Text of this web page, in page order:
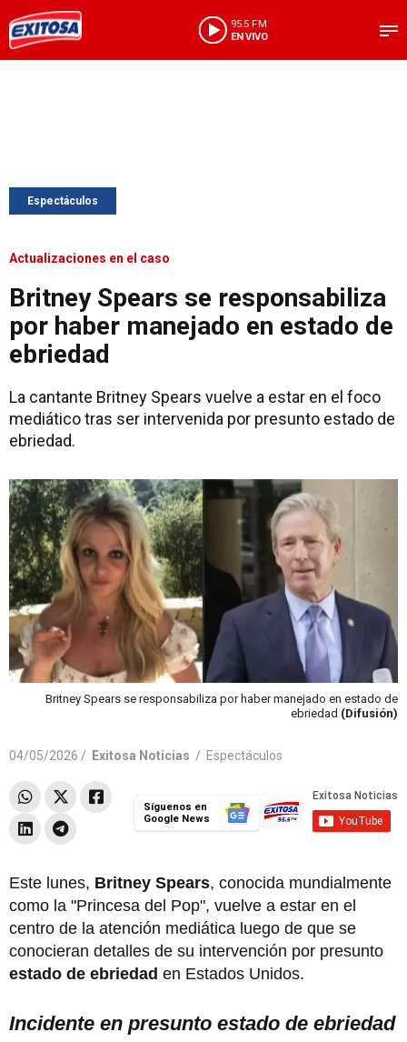
95.5 FM
EN VIVO
Espectáculos
Actualizaciones en el caso
Britney Spears se responsabiliza
por haber manejado en estado de
ebriedad
La cantante Britney Spears vuelve a estar en el foco
mediático tras ser intervenida por presunto estado de
ebriedad.
Britney Spears se responsabiliza por haber manejado en estado de
ebriedad (Difusión)
04/05/2026 / Exitosa Noticias / Espectáculos
Síguenos en
Google News
Este lunes, Britney Spears, conocida mundialmente
como la "Princesa del Pop", vuelve a estar en el
centro de la atención mediática luego de que se
conocieran detalles de su intervención por presunto
estado de ebriedad en Estados Unidos.
Incidente en presunto estado de ebriedad